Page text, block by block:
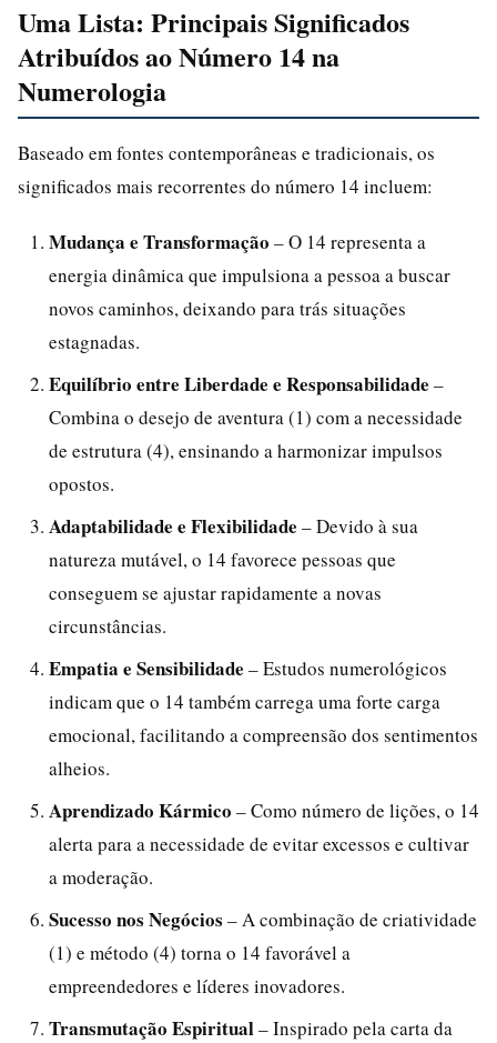
Uma Lista: Principais Significados
Atribuídos ao Número 14 na
Numerologia
Baseado em fontes contemporâneas e tradicionais, os
significados mais recorrentes do número 14 incluem:
Mudança e Transformação – O 14 representa a
energia dinâmica que impulsiona a pessoa a buscar
novos caminhos, deixando para trás situações
estagnadas.
Equilíbrio entre Liberdade e Responsabilidade –
Combina o desejo de aventura (1) com a necessidade
de estrutura (4), ensinando a harmonizar impulsos
opostos.
Adaptabilidade e Flexibilidade – Devido à sua
natureza mutável, o 14 favorece pessoas que
conseguem se ajustar rapidamente a novas
circunstâncias.
Empatia e Sensibilidade – Estudos numerológicos
indicam que o 14 também carrega uma forte carga
emocional, facilitando a compreensão dos sentimentos
alheios.
Aprendizado Kármico – Como número de lições, o 14
alerta para a necessidade de evitar excessos e cultivar
a moderação.
Sucesso nos Negócios – A combinação de criatividade
(1) e método (4) torna o 14 favorável a
empreendedores e líderes inovadores.
Transmutação Espiritual– Inspirado pela carta da